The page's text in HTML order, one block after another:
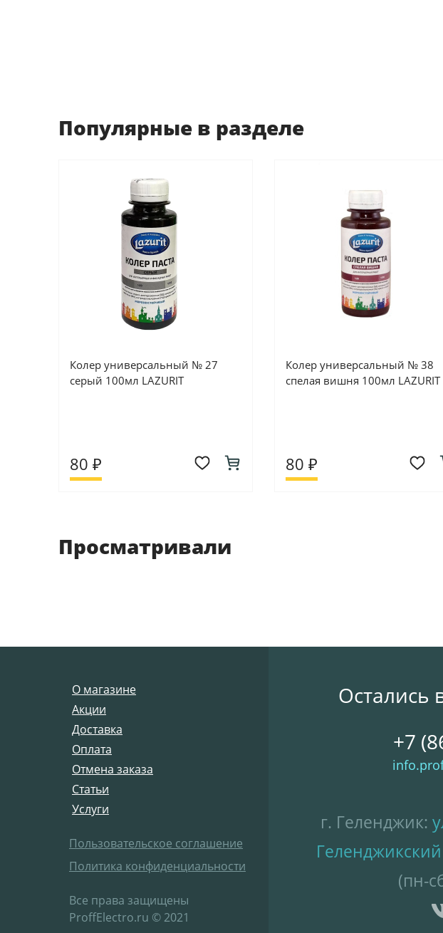
Популярные в разделе
Колер универсальный № 27
серый 100мл LAZURIT
80 ₽
Колер универсальный № 38
спелая вишня 100мл LAZURIT
80 ₽
Просматривали
О магазине
Акции
Доставка
Оплата
Отмена заказа
Статьи
Услуги
Пользовательское соглашение
Политика конфиденциальности
Все права защищены
ProffElectro.ru © 2021
Остались
+7
г. Геленджик:
(пн-